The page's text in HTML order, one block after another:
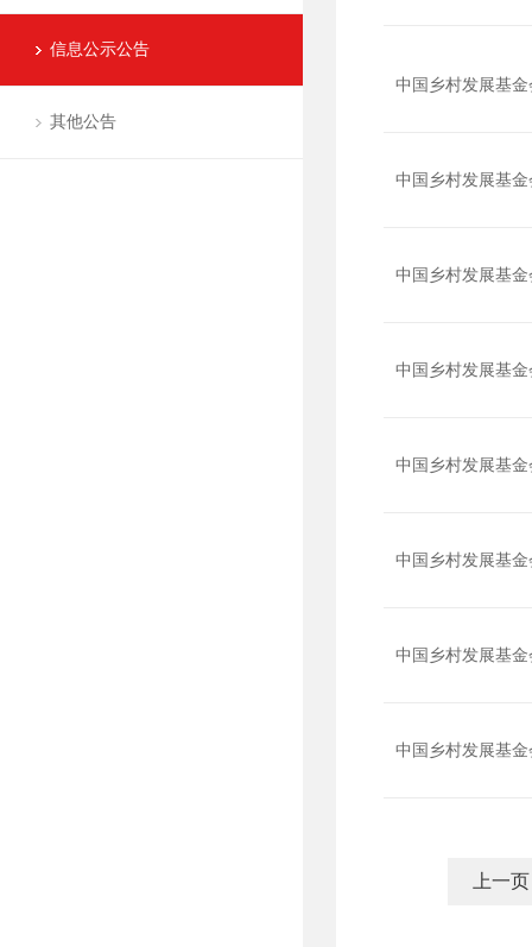
信息公示公告
其他公告
中国乡村发展基
中国乡村发展基
中国乡村发展基
中国乡村发展基
中国乡村发展基
中国乡村发展基
中国乡村发展基
中国乡村发展基
上一页